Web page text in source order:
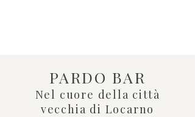
PARDO BAR
Nel cuore della città
vecchia di Locarno